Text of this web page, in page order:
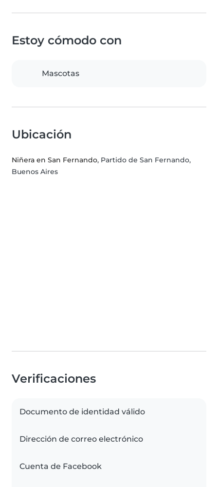
Estoy cómodo con
Mascotas
Ubicación
Niñera en San Fernando, Partido de San Fernando,
Buenos Aires
Verificaciones
Documento de identidad válido
Dirección de correo electrónico
Cuenta de Facebook